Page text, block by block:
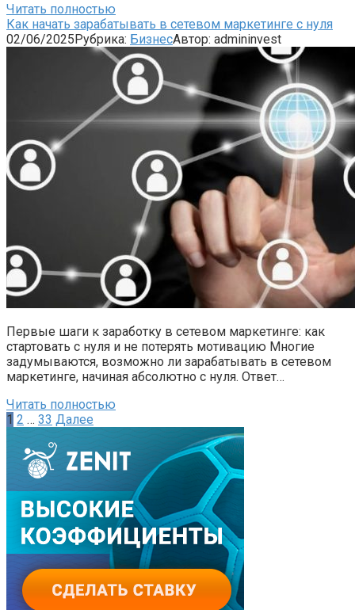
Читать полностью
Как начать зарабатывать в сетевом маркетинге с нуля
02/06/2025Рубрика: БизнесАвтор: admininvest
Первые шаги к заработку в сетевом маркетинге: как
стартовать с нуля и не потерять мотивацию Многие
задумываются, возможно ли зарабатывать в сетевом
маркетинге, начиная абсолютно с нуля. Ответ…
Читать полностью
Пагинация
1 2 … 33 Далее